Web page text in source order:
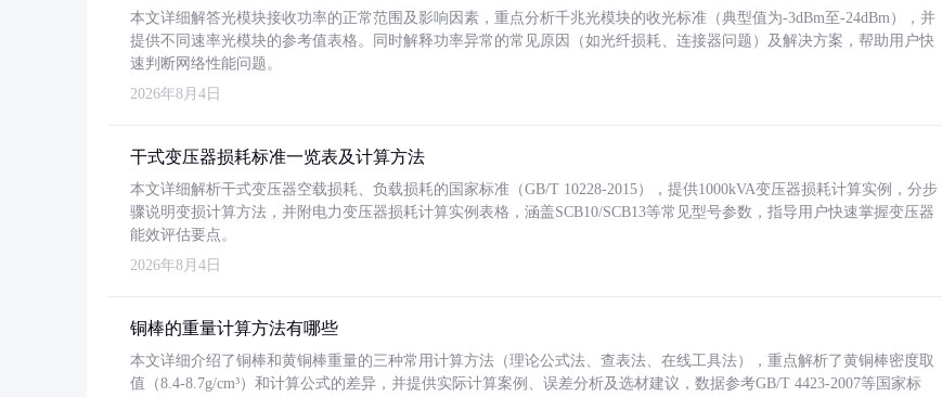
本文详细解答光模块接收功率的正常范围及影响因素，重点分析千兆光模块的收光标准（典型值为-3dBm至-24dBm），并
提供不同速率光模块的参考值表格。同时解释功率异常的常见原因（如光纤损耗、连接器问题）及解决方案，帮助用户快
速判断网络性能问题。
2026年8月4日
干式变压器损耗标准一览表及计算方法
本文详细解析干式变压器空载损耗、负载损耗的国家标准（GB/T 10228-2015），提供1000kVA变压器损耗计算实例，分步
骤说明变损计算方法，并附电力变压器损耗计算实例表格，涵盖SCB10/SCB13等常见型号参数，指导用户快速掌握变压器
能效评估要点。
2026年8月4日
铜棒的重量计算方法有哪些
本文详细介绍了铜棒和黄铜棒重量的三种常用计算方法（理论公式法、查表法、在线工具法），重点解析了黄铜棒密度取
值（8.4-8.7g/cm³）和计算公式的差异，并提供实际计算案例、误差分析及选材建议，数据参考GB/T 4423-2007等国家标